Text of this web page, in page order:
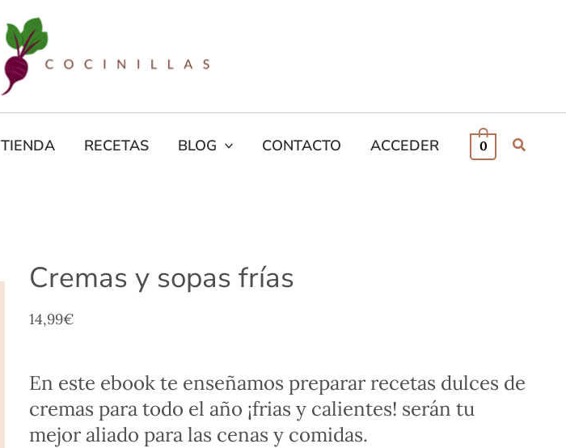
TIENDA RECETAS BLOG CONTACTO ACCEDER 0
Cremas y sopas frías
14,99€
En este ebook te enseñamos preparar recetas dulces de
cremas para todo el año ¡frias y calientes! serán tu
mejor aliado para las cenas y comidas.